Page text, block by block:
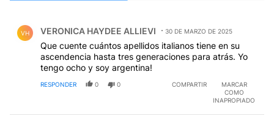
VH VERONICA HAYDEE ALLIEVI 30 DE MARZO DE 2025
Que cuente cuántos apellidos italianos tiene en su
ascendencia hasta tres generaciones para atrás. Yo
tengo ocho y soy argentina!
RESPONDER 0 0 COMPARTIR
MARCAR
COMO
INAPROPIADO